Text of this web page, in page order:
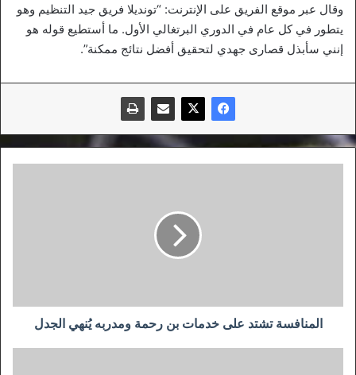
وقال عبر موقع الفريق على الإنترنت: “تونديلا فريق جيد التنظيم وهو
يتطور في كل عام في الدوري البرتغالي الأول. ما أستطيع قوله هو
إنني سأبذل قصارى جهدي لتحقيق أفضل نتائج ممكنة”.
الجدل
المنافسة تشتد على خدمات بن رحمة ومدربه يُنهي الجدل